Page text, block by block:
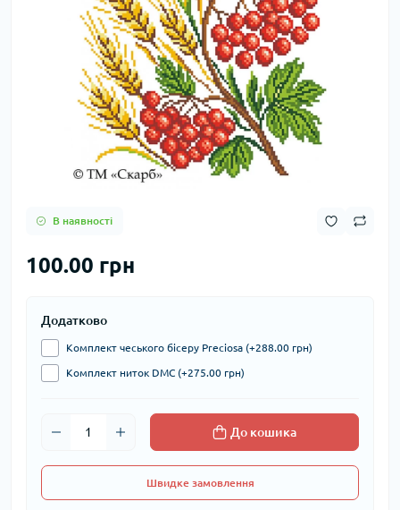
В наявності
100.00 грн
Додатково
Комплект чеського бісеру Preciosa (+288.00 грн)
Комплект ниток DMC (+275.00 грн)
До кошика
Швидке замовлення